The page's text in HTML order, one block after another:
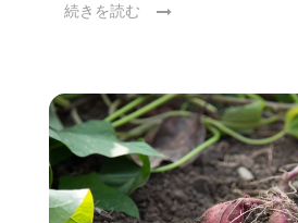
続きを読む